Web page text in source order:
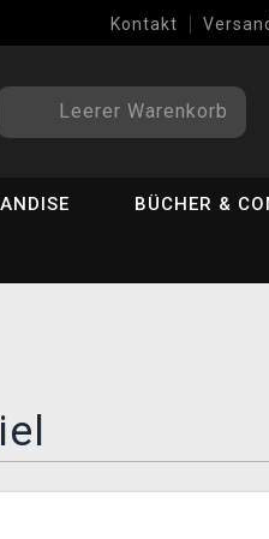
Kontakt
Leerer Warenkorb
BÜCHER &